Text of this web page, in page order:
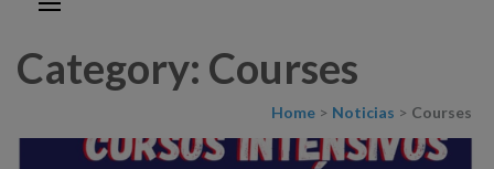
Category: Courses
Home > Noticias > Courses